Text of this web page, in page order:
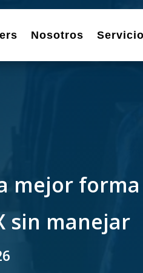
Nosotros
mejor
sin manejar